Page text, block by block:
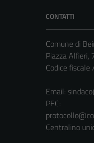
CONTATTI
Comune di
Piazza Alfieri,
Codice
Email:
PEC:
Centralino